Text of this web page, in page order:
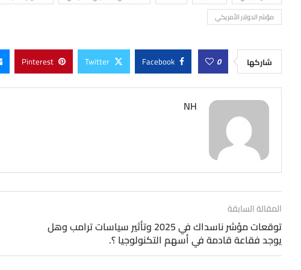
مؤشر الدولار الأمريكي
شاركها 0
Facebook
Twitter
Pinterest
NH
المقالة السابقة
توقعات مؤشر ناسداك في 2025 وتأثير سياسات ترامب وهل
يوجد فقاعة قادمة في أسهم التكنولوجيا ؟.